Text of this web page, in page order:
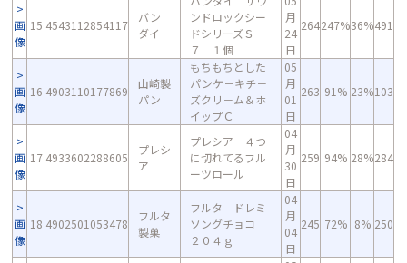
画
像
15 4543112854117
バン
ダイ
ンドロックシー
ドシリーズＳ
７ １個
月
24
日
264247%36%491
画
像
16 4903110177869
山崎製
パン
もちもちとした
パンケ－キチ－
ズクリ－ム＆ホ
イップＣ
05
月
01
日
263 91% 23%103
画
像
17 4933602288605
プレシ
ア
プレシア ４つ
に切れてるフル
ーツロール
04
月
30
日
259 94% 28%284
画
像
18 4902501053478
フルタ
製菓
フルタ ドレミ
ソングチョコ
２０４ｇ
04
月
04
日
245 72% 8% 250